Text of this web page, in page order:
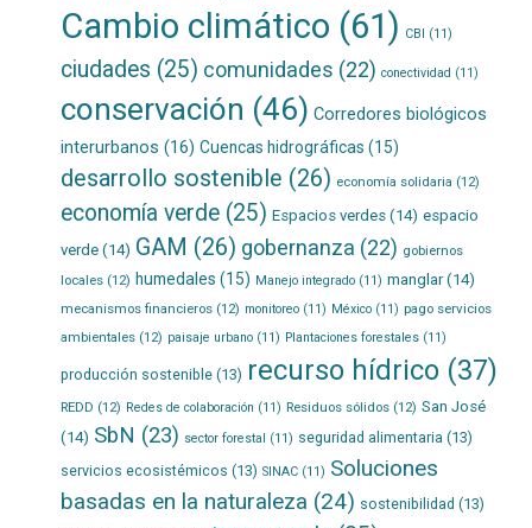
Cambio climático (61) CBI (11)
ciudades (25) comunidades (22) conectividad (11)
conservación (46) Corredores biológicos
interurbanos (16) Cuencas hidrográficas (15)
desarrollo sostenible (26) economía solidaria (12)
economía verde(25) Espacios verdes(14) espacio
verde(14) GAM (26) gobernanza (22) gobiernos
locales(12) humedales (15) Manejo integrado(11) manglar(14)
mecanismos financieros(12) monitoreo(11) México(11) pago servicios
ambientales(12) paisaje urbano(11) Plantaciones forestales(11)
producción sostenible(13) recurso hídrico(37)
REDD (12) Redes de colaboración (11) Residuos sólidos(12) San José
(14) SbN (23) sector forestal (11) seguridad alimentaria (13)
servicios ecosistémicos (13) SINAC(11) Soluciones
basadas en la naturaleza (24) sostenibilidad (13)